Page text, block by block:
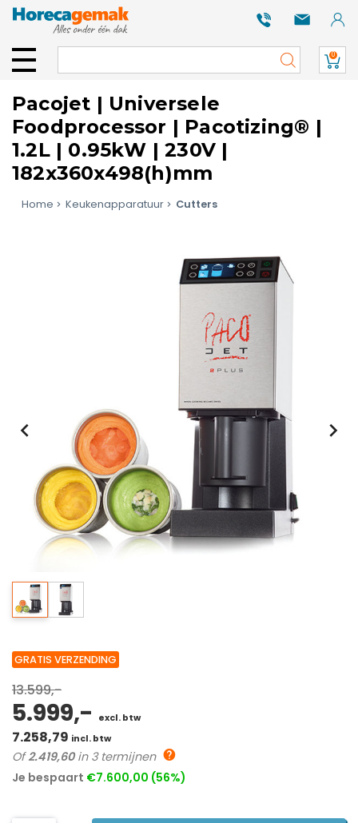
0
Pacojet | Universele
Foodprocessor | Pacotizing® |
1.2L | 0.95kW | 230V |
182x360x498(h)mm
Home Keukenapparatuur Cutters
GRATIS VERZENDING
13.599,-
5.999,- excl. btw
7.258,79 incl. btw
Of2.419,60in 3 termijnen
Je bespaart €7.600,00 (56%)